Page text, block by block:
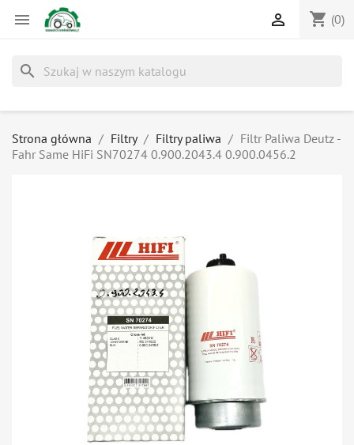
 shopping_cart (0)

search
Strona główna Filtry Filtry paliwa
Filtr Paliwa Deutz -
Fahr Same HiFi SN70274 0.900.2043.4 0.900.0456.2